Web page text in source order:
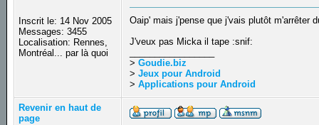
Inscrit le: 14 Nov 2005
Messages: 3455
Localisation: Rennes,
Montréal... par là quoi
Oaip' mais j'pense que j'vais plutôt m'arrêter
J'veux pas Micka il tape :snif:
>Goudie.biz
>Jeux pour Android
>Applications pour Android
Revenir en haut de
page